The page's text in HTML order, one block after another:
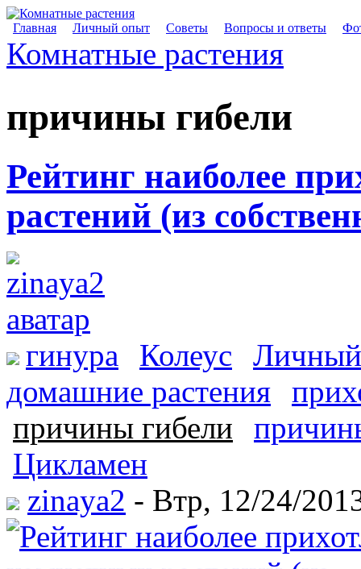
Главная Личный опыт Советы Вопросы и ответы
Комнатные растения
причины гибели
Рейтинг наиболее
растений (из
гинура Колеус
домашние растения
причины гибели
Цикламен
zinaya2 - Втр, 12/24/